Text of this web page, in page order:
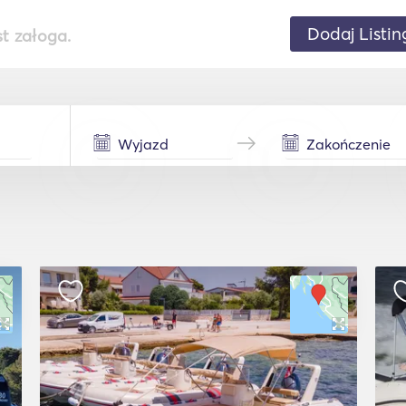
załoga. Dodaj